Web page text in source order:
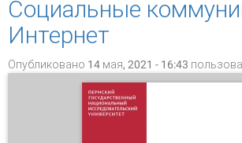
Социальные
Интернет
Опубликовано 14 мая, 2021 - 16:43